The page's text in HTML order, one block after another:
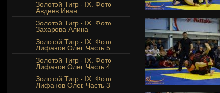
Золотой Тигр - IX. Фото
Авдеев Иван
Золотой Тигр - IX. Фото
Захарова Алина
Золотой Тигр - IX. Фото
Лифанов Олег. Часть 5
Золотой Тигр - IX. Фото
Лифанов Олег. Часть 4
Золотой Тигр - IX. Фото
Лифанов Олег. Часть 3